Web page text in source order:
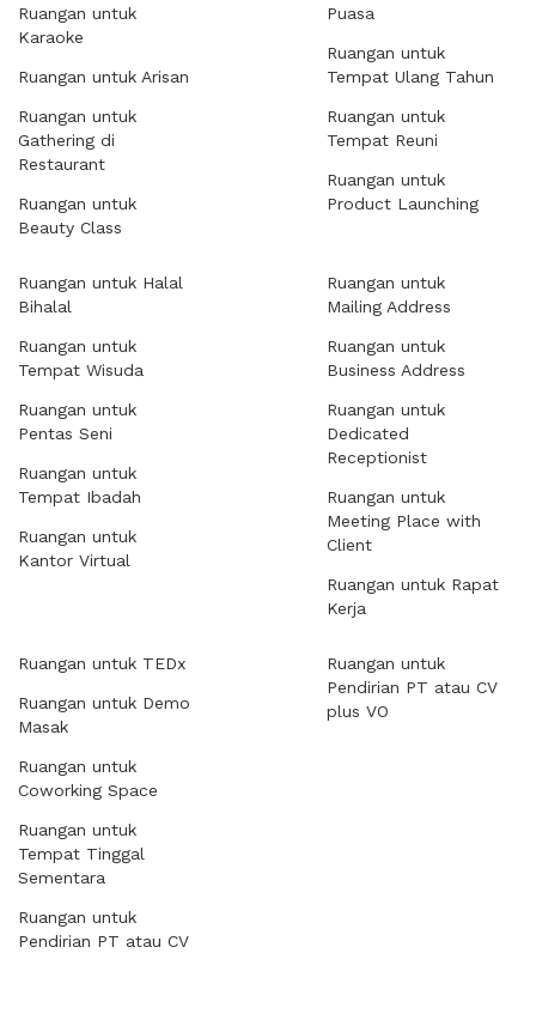
Ruangan untuk
Karaoke
Ruangan untuk Arisan
Ruangan untuk
Gathering di
Restaurant
Ruangan untuk
Beauty Class
Puasa
Ruangan untuk
Tempat Ulang Tahun
Ruangan untuk
Tempat Reuni
Ruangan untuk
Product Launching
Ruangan untuk Halal
Bihalal
Ruangan untuk
Tempat Wisuda
Ruangan untuk
Pentas Seni
Ruangan untuk
Tempat Ibadah
Ruangan untuk
Kantor Virtual
Ruangan untuk
Mailing Address
Ruangan untuk
Business Address
Ruangan untuk
Dedicated
Receptionist
Ruangan untuk
Meeting Place with
Client
Ruangan untuk Rapat
Kerja
Ruangan untuk TEDx
Ruangan untuk Demo
Masak
Ruangan untuk
Coworking Space
Ruangan untuk
Tempat Tinggal
Sementara
Ruangan untuk
Pendirian PT atau CV
Ruangan untuk
Pendirian PT atau CV
plus VO